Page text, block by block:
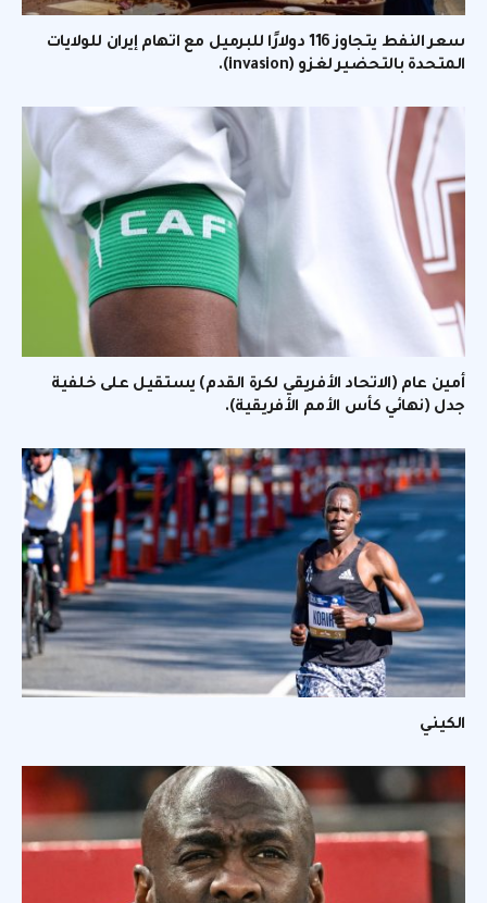
سعر النفط يتجاوز 116 دولارًا للبرميل مع اتهام إيران للولايات
المتحدة بالتحضير لغزو (invasion).
أمين عام (الاتحاد الأفريقي لكرة القدم) يستقيل على خلفية
جدل (نهائي كأس الأمم الأفريقية).
الكيني